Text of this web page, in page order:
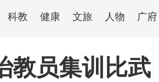
科教 健康 文旅 人物 广府
教员集训比武